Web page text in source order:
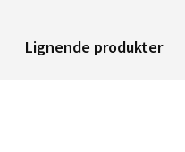
Lignende produkter